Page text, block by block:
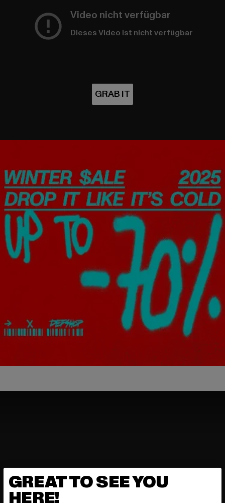
Video nicht verfügbar
Dieses Video ist nicht verfügbar
Video nicht verfügbar
GREAT TO SEE YOU
HERE!